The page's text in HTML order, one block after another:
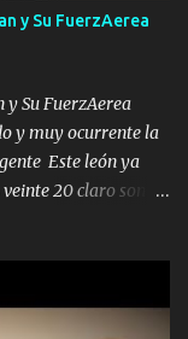
soy hocicon un
saben nada falsas
quieren ve...
y Su FuerzAerea
y Su FuerzAerea
y muy ocurrente la
Este león ya
20 claro son
pues no hay de